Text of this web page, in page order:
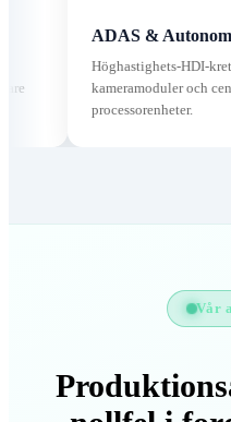
ADAS & Autonoma system
Höghastighets-HDI-kretskort för
kameramoduler och centrala AI-
processorenheter.
Vår